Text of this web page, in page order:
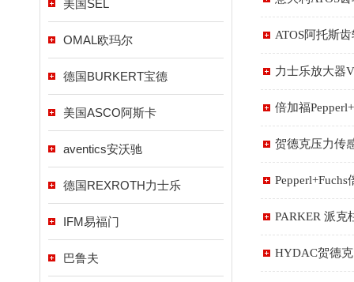
美国SEL
OMAL欧玛尔
德国BURKERT宝德
美国ASCO阿斯卡
aventics安沃驰
德国REXROTH力士乐
IFM易福门
巴鲁夫
ATOS阿托斯
力士乐放大器
倍加福
贺德克压力传
PARKER 派克
HYDAC贺德